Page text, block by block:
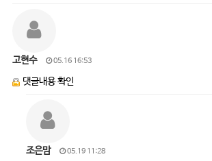
고현수 05.16 16:53
댓글내용 확인
조은맘 05.19 11:28